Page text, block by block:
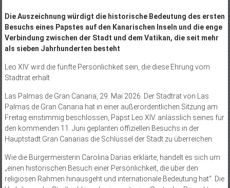
Die Auszeichnung würdigt die historische Bedeutung des ersten
Besuchs eines Papstes auf den Kanarischen Inseln und die enge
Verbindung zwischen der Stadt und dem Vatikan, die seit mehr
als sieben Jahrhunderten besteht
Leo XIV. wird die fünfte Persönlichkeit sein, die diese Ehrung vom
Stadtrat erhält
Las Palmas de Gran Canaria, 29. Mai 2026. Der Stadtrat von Las
Palmas de Gran Canaria hat in einer außerordentlichen Sitzung am
Freitag einstimmig beschlossen, Papst Leo XIV. anlässlich seines für
den kommenden 11. Juni geplanten offiziellen Besuchs in der
Hauptstadt Gran Canarias die Schlüssel der Stadt zu überreichen.
Wie die Bürgermeisterin Carolina Darias erklärte, handelt es sich um
„einen historischen Besuch einer Persönlichkeit, die über den
religiösen Rahmen hinausgeht und internationale Bedeutung hat“. Die